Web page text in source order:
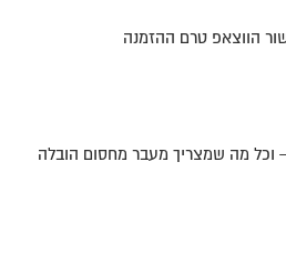
וכל מה שמצריך מעבר מחסום הובלה